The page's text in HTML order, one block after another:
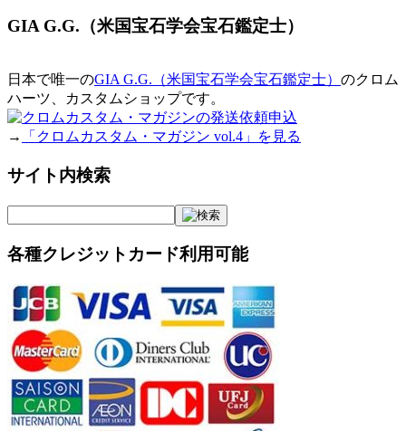
GIA G.G.（米国宝石学会宝石鑑定士）
日本で唯一のGIA G.G.（米国宝石学会宝石鑑定士） のクロム
ハーツ、カスタムショップです。
→ 「クロムカスタム・マガジン vol.4」を見る
サイト内検索
各種クレジットカード利用可能